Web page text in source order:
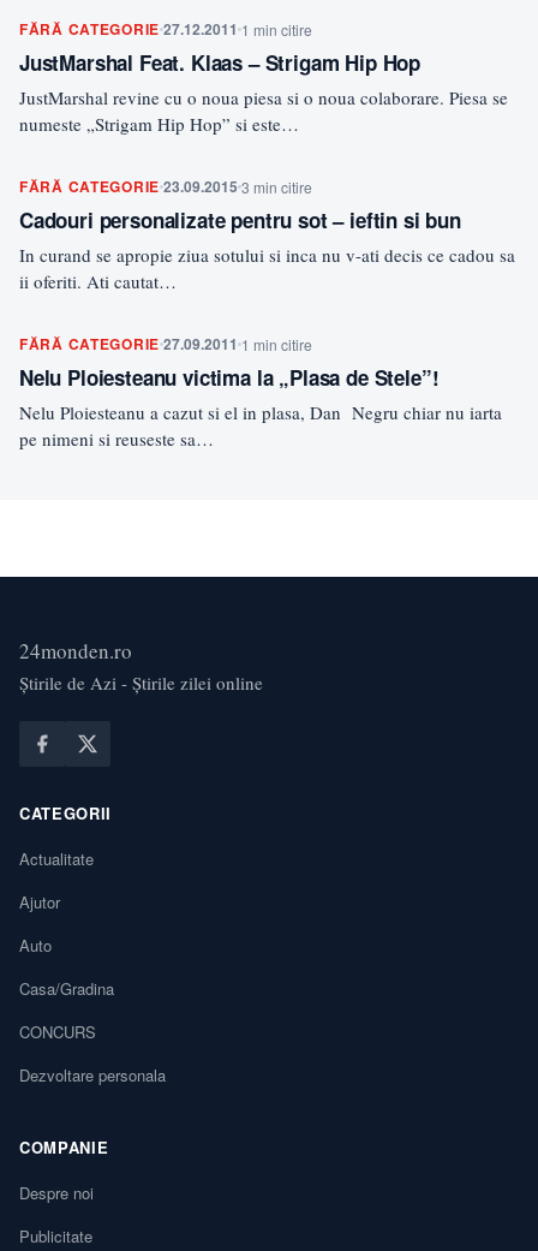
FĂRĂ CATEGORIE27.12.2011 1 min citire
JustMarshal Feat. Klaas – Strigam Hip Hop
JustMarshal revine cu o noua piesa si o noua colaborare. Piesa se
numeste „Strigam Hip Hop” si este…
FĂRĂ CATEGORIE23.09.20153 min citire
Cadouri personalizate pentru sot – ieftin si bun
In curand se apropie ziua sotului si inca nu v-ati decis ce cadou sa
ii oferiti. Ati cautat…
FĂRĂ CATEGORIE27.09.2011 1 min citire
Nelu Ploiesteanu victima la „Plasa de Stele”!
Nelu Ploiesteanu a cazut si el in plasa, Dan Negru chiar nu iarta
pe nimeni si reuseste sa…
24monden.ro
Știrile de Azi - Știrile zilei online
CATEGORII
Actualitate
Ajutor
Auto
Casa/Gradina
CONCURS
Dezvoltare personala
COMPANIE
Despre noi
Publicitate